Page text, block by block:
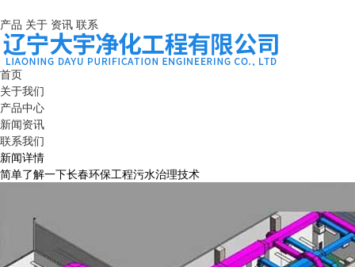
产品 关于 资讯 联系
首页
关于我们
产品中心
新闻资讯
联系我们
新闻详情
简单了解一下长春环保工程污水治理技术